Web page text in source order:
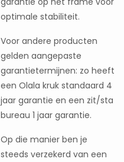
optimale stabiliteit.
Voor andere producten
gelden aangepaste
garantietermijnen: zo heeft
een Olala kruk standaard 4
jaar garantie en een zit/sta
bureau 1 jaar garantie.
Op die manier ben je
steeds verzekerd van een